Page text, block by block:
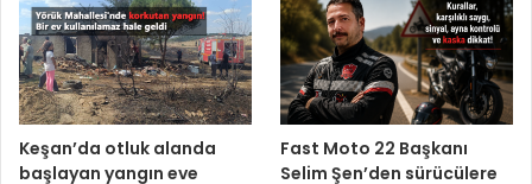
Keşan’da otluk alanda
başlayan yangın eve
Fast Moto 22 Başkanı
Selim Şen’den sürücülere